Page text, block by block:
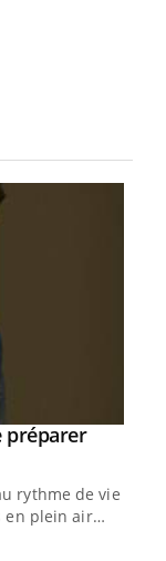
préparer
rythme de vie !
en plein air…